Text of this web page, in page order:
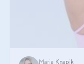
Maria Knapik